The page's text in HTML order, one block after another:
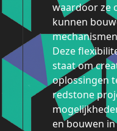
waardoor ze
kunnen
Deze
staat om
oplossingen
redstone
en bouwen